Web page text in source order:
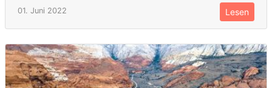
01. Juni 2022 Lesen